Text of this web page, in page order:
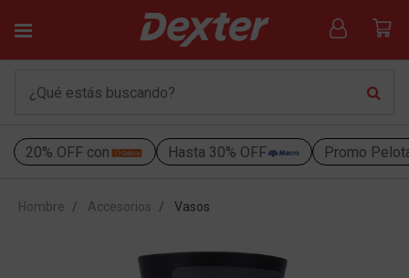
20% OFF con Hasta 30% OFF Promo
Hombre Accesorios Vasos